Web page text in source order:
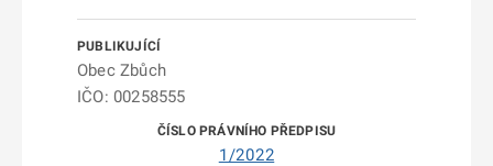
Obec Zbůch
IČO: 00258555
1/2022